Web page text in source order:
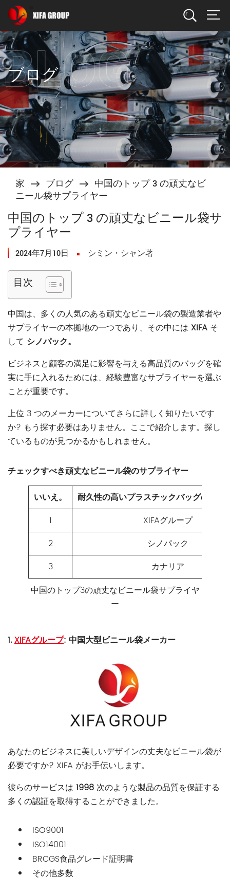
検索
ブログ
家 ブログ
中国のトップ 3 の頑丈なビ
ニール袋サプライヤー
中国のトップ 3 の頑丈なビニール袋サ
プライヤー
2024年7月10日 シミン・シャン著
目次
中国は、多くの人気のある頑丈なビニール袋の製造業者や
サプライヤーの本拠地の一つであり、その中には XIFA そ
して シノパック。
ビジネスと顧客の満足に影響を与える高品質のバッグを確
実に手に入れるためには、経験豊富なサプライヤーを選ぶ
ことが重要です。
上位 3 つのメーカーについてさらに詳しく知りたいです
か? もう探す必要はありません。ここで紹介します。探し
ているものが見つかるかもしれません。
チェックすべき頑丈なビニール袋のサプライヤー
いいえ。
耐久性の高いプラスチックバッグのサプ
1
XIFAグループ
2
シノパック
3
カナリア
中国のトップ3の頑丈なビニール袋サプライヤ
ー
1.XIFAグループ: 中国大型ビニール袋メーカー
あなたのビジネスに美しいデザインの丈夫なビニール袋が
必要ですか? XIFA がお手伝いします。
彼らのサービスは 1998次のような製品の品質を保証する
多くの認証を取得することができました。
ISO9001
ISO14001
BRCGS食品グレード証明書
その他多数